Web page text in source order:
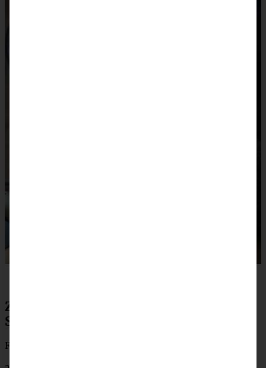
Zutaten Eierlikör-Nusskuchen mit
Schokoraspeln
Für eine Gugelhupfform oder 30 cm Kastenform: